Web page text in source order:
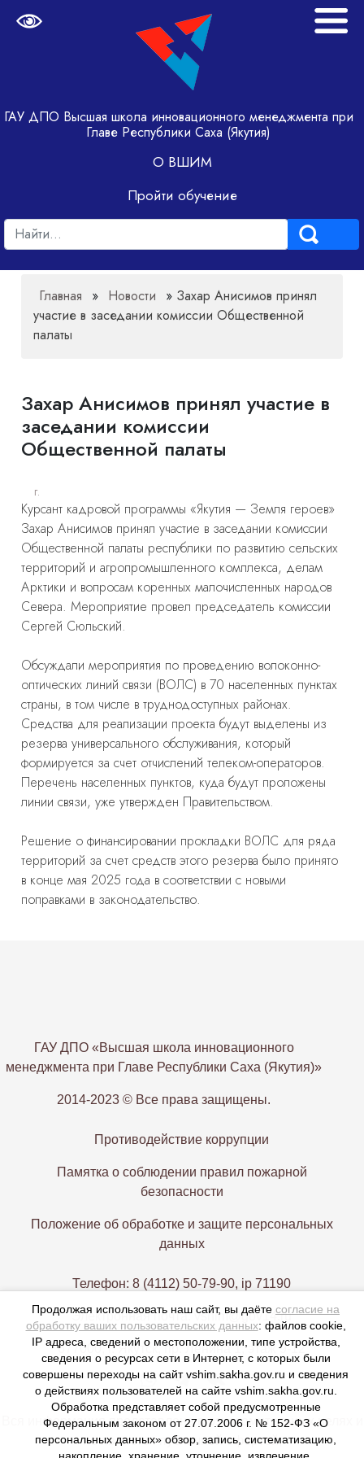
ГАУ ДПО Высшая школа инновационного менеджмента при
Главе Республики Саха (Якутия)
О ВШИМ
Пройти обучение
Главная » Новости » Захар Анисимов принял
участие в заседании комиссии Общественной
палаты
Захар Анисимов принял участие в
заседании комиссии
Общественной палаты
г.
Курсант кадровой программы «Якутия — Земля героев»
Захар Анисимов принял участие в заседании комиссии
Общественной палаты республики по развитию сельских
территорий и агропромышленного комплекса, делам
Арктики и вопросам коренных малочисленных народов
Севера. Мероприятие провел председатель комиссии
Сергей Сюльский.
Обсуждали мероприятия по проведению волоконно-
оптических линий связи (ВОЛС) в 70 населенных пунктах
страны, в том числе в труднодоступных районах.
Средства для реализации проекта будут выделены из
резерва универсального обслуживания, который
формируется за счет отчислений телеком-операторов.
Перечень населенных пунктов, куда будут проложены
линии связи, уже утвержден Правительством.
Решение о финансировании прокладки ВОЛС для ряда
территорий за счет средств этого резерва было принято
в конце мая 2025 года в соответствии с новыми
поправками в законодательство.
ГАУ ДПО «Высшая школа инновационного
менеджмента при Главе Республики Саха (Якутия)»
2014-2023 © Все права защищены.
Противодействие коррупции
Памятка о соблюдении правил пожарной
безопасности
Положение об обработке и защите персональных
данных
Телефон: 8 (4112) 50-79-90, ip 71190
Электронная почта: vshim@gov14.ru
677000, г. Якутск, пр. Ленина 1, этаж 9-12
Вся информация представлена в ознакомительных целях и
не является публичной офертой,
Продолжая использовать наш сайт, вы даёте согласие на
обработку ваших пользовательских данных: файлов cookie,
IP адреса, сведений о местоположении, типе устройства,
сведения о ресурсах сети в Интернет, с которых были
совершены переходы на сайт vshim.sakha.gov.ru и сведения
о действиях пользователей на сайте vshim.sakha.gov.ru.
Обработка представляет собой предусмотренные
Федеральным законом от 27.07.2006 г. № 152-ФЗ «О
персональных данных» обзор, запись, систематизацию,